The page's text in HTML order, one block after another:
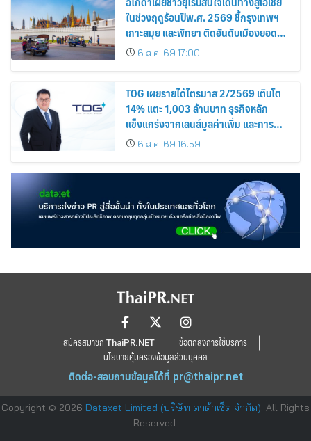
ในช่วงฤดูร้อนปีพ.ศ. 2569 ชี้กรุงเทพฯ
เกาะสมุย และพัทยา ติดอันดับเมืองยอด
นิยม6 ส.ค. 69 17:00
TOG เผยรายได้ไตรมาส 2/2569 เติบโต
14% แตะ 1,003 ล้านบาท ธุรกิจหลัก
แข็งแกร่งจากเลนส์มูลค่าเพิ่ม และการ
ขยายตลาดต่างประเทศ พร้อมเดินหน้า
ลงทุนเพื่อการเติบโตระยะยาว
6 ส.ค. 69 16:59
สมัครสมาชิก ThaiPR.NET
ข้อตกลงการใช้บริการ
นโยบายคุ้มครองข้อมูลส่วนบุคคล
ติดต่อ-สอบถามข้อมูลได้ที่ pr@thaipr.net
Copyright © 2026 Dataxet Limited (บริษัท ดาต้าเซ็ต จำกัด). All Rights
Reserved.